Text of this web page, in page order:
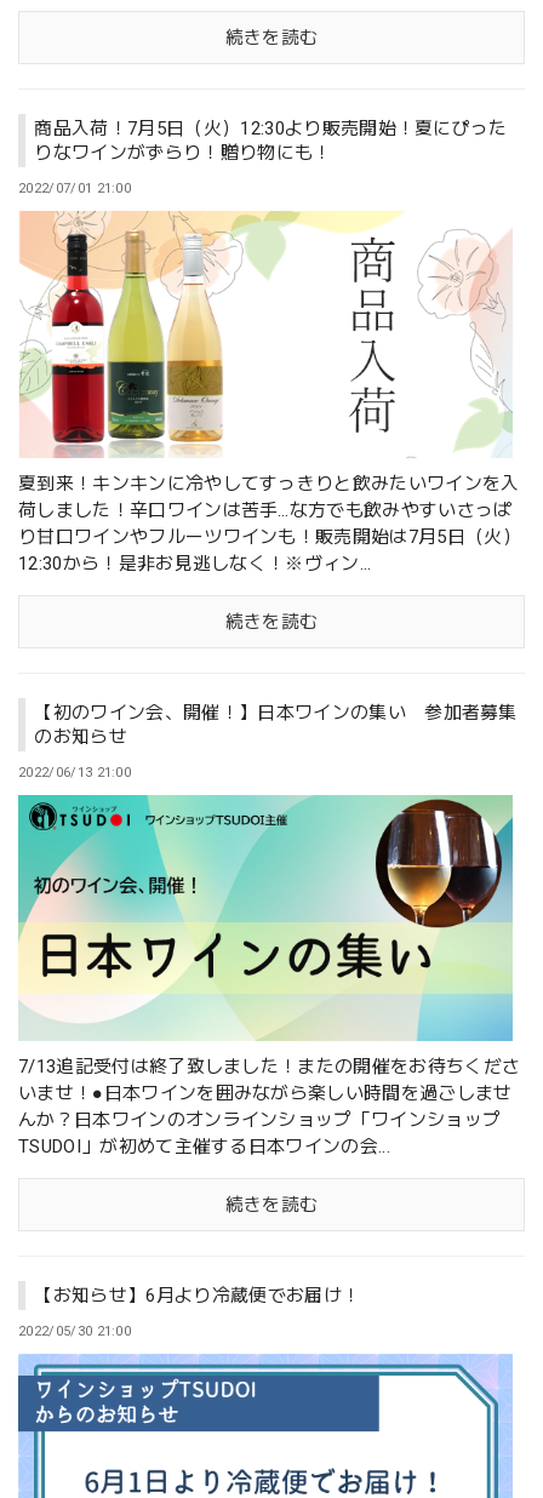
続きを読む
商品入荷！7月5日（火）12:30より販売開始！夏にぴった
りなワインがずらり！贈り物にも！
2022/07/01 21:00
夏到来！キンキンに冷やしてすっきりと飲みたいワインを入
荷しました！辛口ワインは苦手…な方でも飲みやすいさっぱ
り甘口ワインやフルーツワインも！販売開始は7月5日（火）
12:30から！是非お見逃しなく！※ヴィン...
続きを読む
【初のワイン会、開催！】日本ワインの集い 参加者募集
のお知らせ
2022/06/13 21:00
7/13追記受付は終了致しました！またの開催をお待ちくださ
いませ！●日本ワインを囲みながら楽しい時間を過ごしませ
んか？日本ワインのオンラインショップ「ワインショップ
TSUDOI」が初めて主催する日本ワインの会...
続きを読む
【お知らせ】6月より冷蔵便でお届け！
2022/05/30 21:00